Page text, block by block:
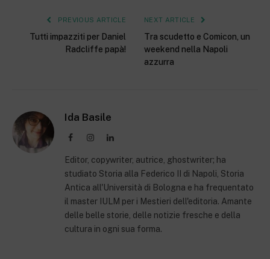
PREVIOUS ARTICLE
Tutti impazziti per Daniel
Radcliffe papà!
NEXT ARTICLE
Tra scudetto e Comicon, un
weekend nella Napoli
azzurra
Ida Basile
FacebookInstagramLinkedIn
Editor, copywriter, autrice, ghostwriter; ha
studiato Storia alla Federico II di Napoli, Storia
Antica all'Università di Bologna e ha frequentato
il master IULM per i Mestieri dell'editoria. Amante
delle belle storie, delle notizie fresche e della
cultura in ogni sua forma.